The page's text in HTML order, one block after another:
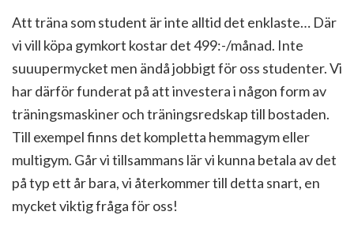
Att träna som student är inte alltid det enklaste… Där
vi vill köpa gymkort kostar det 499:-/månad. Inte
suuupermycket men ändå jobbigt för oss studenter. Vi
har därför funderat på att investera i någon form av
träningsmaskiner och träningsredskap till bostaden.
Till exempel finns det kompletta hemmagym eller
multigym. Går vi tillsammans lär vi kunna betala av det
på typ ett år bara, vi återkommer till detta snart, en
mycket viktig fråga för oss!